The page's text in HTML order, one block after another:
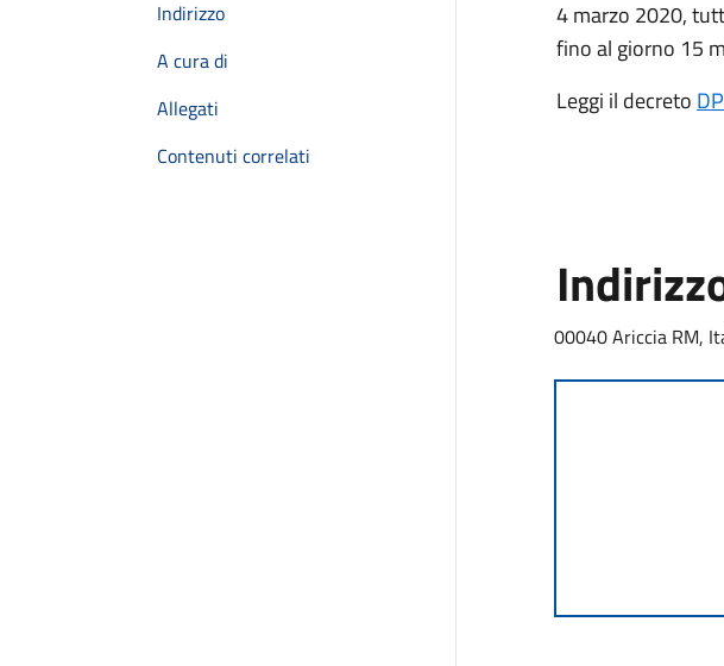
Indirizzo
A cura di
Allegati
Contenuti correlati
4 marzo 2020,
fino al giorno 15
Leggi il decreto
00040 Ariccia RM,